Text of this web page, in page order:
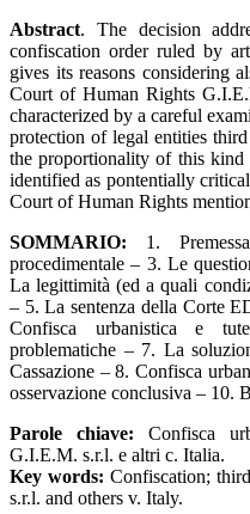
Abstract. The decision
confiscation order ruled by
gives its reasons considering
Court of Human Rights
characterized by a careful
protection of legal entities
the proportionality of this kind
identified as pontentially
Court of Human Rights
SOMMARIO: 1.
procedimentale – 3. Le
La legittimità (ed a quali
– 5. La sentenza della Corte
Confisca urbanistica e
problematiche – 7. La
Cassazione – 8. Confisca
osservazione conclusiva – 10.
Parole chiave: Confisca
G.I.E.M. s.r.l. e altri c. Italia.
Key words:Confiscation;
s.r.l. and others v. Italy.